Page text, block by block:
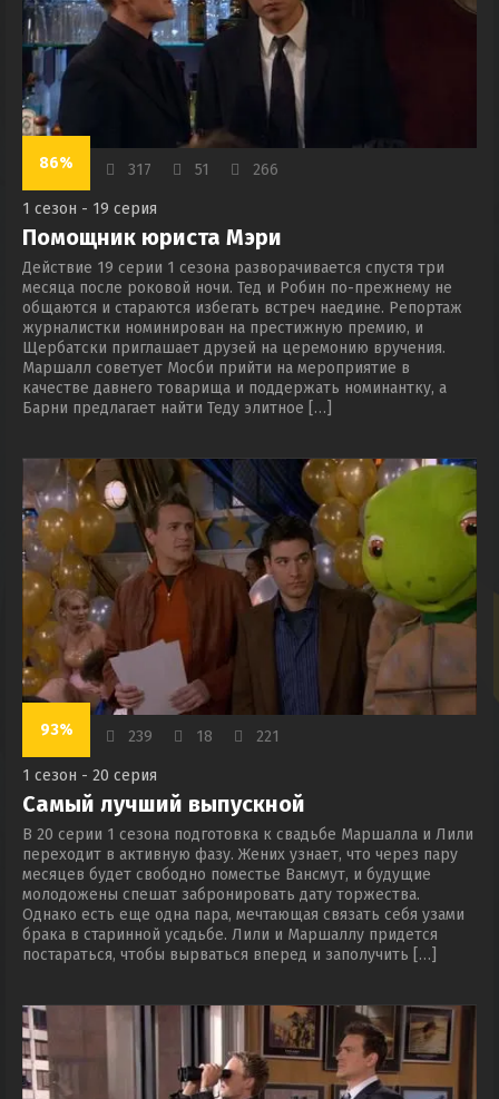
86% 317 51 266
1 сезон - 19 серия
Помощник юриста Мэри
Действие 19 серии 1 сезона разворачивается спустя три
месяца после роковой ночи. Тед и Робин по-прежнему не
общаются и стараются избегать встреч наедине. Репортаж
журналистки номинирован на престижную премию, и
Щербатски приглашает друзей на церемонию вручения.
Маршалл советует Мосби прийти на мероприятие в
качестве давнего товарища и поддержать номинантку, а
Барни предлагает найти Теду элитное […]
93% 239 18 221
1 сезон - 20 серия
Самый лучший выпускной
В 20 серии 1 сезона подготовка к свадьбе Маршалла и Лили
переходит в активную фазу. Жених узнает, что через пару
месяцев будет свободно поместье Вансмут, и будущие
молодожены спешат забронировать дату торжества.
Однако есть еще одна пара, мечтающая связать себя узами
брака в старинной усадьбе. Лили и Маршаллу придется
постараться, чтобы вырваться вперед и заполучить […]